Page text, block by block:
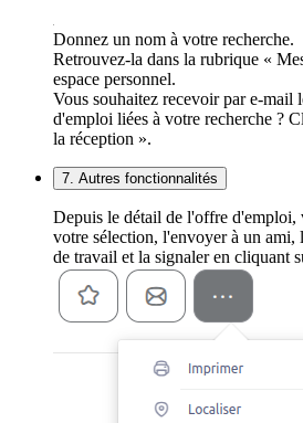
Donnez un nom à votre recherche.
Retrouvez-la dans la rubrique «
espace personnel.
Vous souhaitez recevoir par e-mail
d'emploi liées à votre recherche ?
la réception ».
7. Autres fonctionnalités
Depuis le détail de l'offre d'emploi,
votre sélection, l'envoyer à un
de travail et la signaler en cliquant